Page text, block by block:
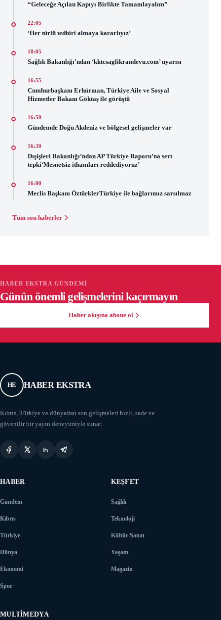
“Geleceğe Açılan Kapıyı Birlikte Tamamlayalım”
22:05
‘Her türlü tedbiri almaya kararlıyız’
18:05
Sağlık Bakanlığı’ndan ‘kktcsaglikrandevu.com’ uyarısı
16:55
Cumhurbaşkanı Erhürman, Türkiye Aile ve Sosyal
Hizmetler Bakanı Göktaş ile görüştü
16:50
Gündemde Doğu Akdeniz ve bölgesel gelişmeler var
16:30
Dışişleri Bakanlığı’ndan AP Türkiye Raporu’na sert
tepki‘Mesnetsiz ithamları reddediyoruz’
16:00
Meclis Başkanı ÖztürklerTürkiye ile bağlarımız sarsılmaz
Tüm son haberler
HABER EKSTRA GÜNDEMI
Günün önemli gelişmelerini kaçırmayın
Haber akışına abone ol
HE HABER EKSTRA
Kıbrıs, Türkiye ve dünyadan son gelişmeleri hızlı, sade ve
güvenilir bir yayın deneyimiyle sunar.
HABER
Gündem
Kıbrıs
Türkiye
Dünya
Ekonomi
Spor
KEŞFET
Sağlık
Teknoloji
Kültür Sanat
Yaşam
Magazin
MULTIMEDYA